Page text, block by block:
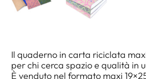
Il quaderno in carta riciclata
per chi cerca spazio e qualità in
È venduto nel formato maxi